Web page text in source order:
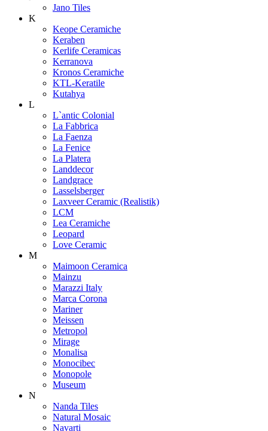
Jano Tiles
K
Keope Ceramiche
Keraben
Kerlife Ceramicas
Kerranova
Kronos Ceramiche
KTL-Keratile
Kutahya
L
L`antic Colonial
La Fabbrica
La Faenza
La Fenice
La Platera
Landdecor
Landgrace
Lasselsberger
Laxveer Ceramic (Realistik)
LCM
Lea Ceramiche
Leopard
Love Ceramic
M
Maimoon Ceramica
Mainzu
Marazzi Italy
Marca Corona
Mariner
Meissen
Metropol
Mirage
Monalisa
Monocibec
Monopole
Museum
N
Nanda Tiles
Natural Mosaic
Navarti